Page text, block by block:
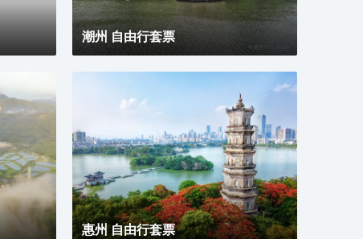
潮州 自由行套票
惠州 自由行套票